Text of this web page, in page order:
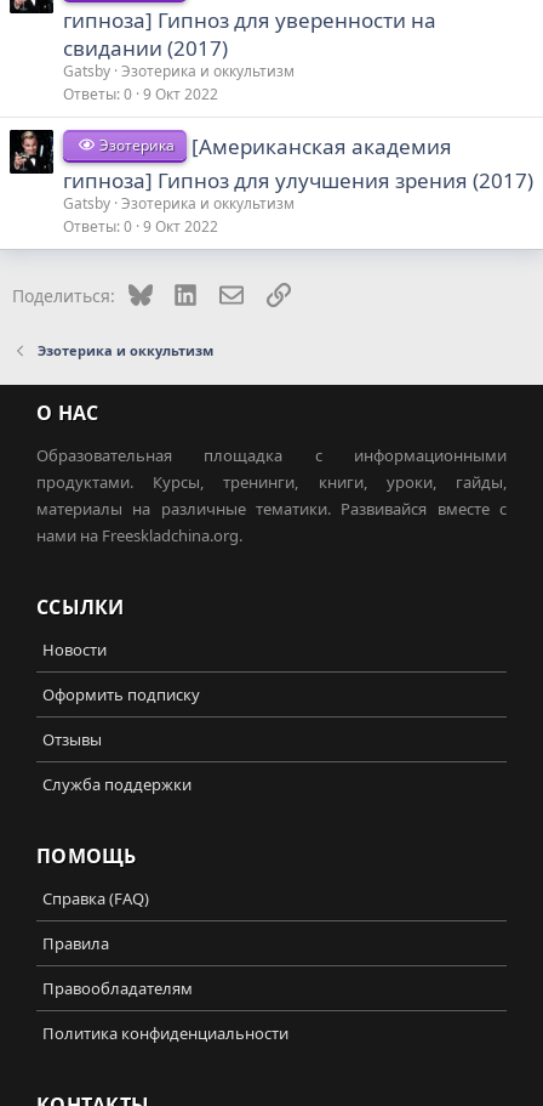
гипноза] Гипноз для уверенности на
свидании (2017)
Gatsby Эзотерика и оккультизм
Ответы 0 9 Окт 2022
Эзотерика
[Американская академия
гипноза] Гипноз для улучшения зрения (2017)
Gatsby Эзотерика и оккультизм
Ответы 0 9 Окт 2022
Поделиться: Bluesky LinkedInЭлектронная почта
Ссылка
Эзотерика и оккультизм
О НАС
Образовательная площадка с информационными
продуктами. Курсы, тренинги, книги, уроки, гайды,
материалы на различные тематики. Развивайся вместе с
нами на Freeskladchina.org.
ССЫЛКИ
Новости
Оформить подписку
Отзывы
Служба поддержки
ПОМОЩЬ
Справка (FAQ)
Правила
Правообладателям
Политика конфиденциальности